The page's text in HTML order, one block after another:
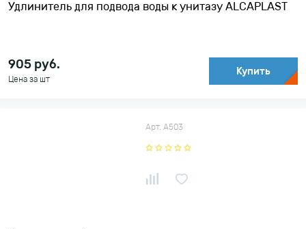
Удлинитель для подвода воды к унитазу ALCAPLAST
905 руб.
Цена за шт
Купить
Арт. A503